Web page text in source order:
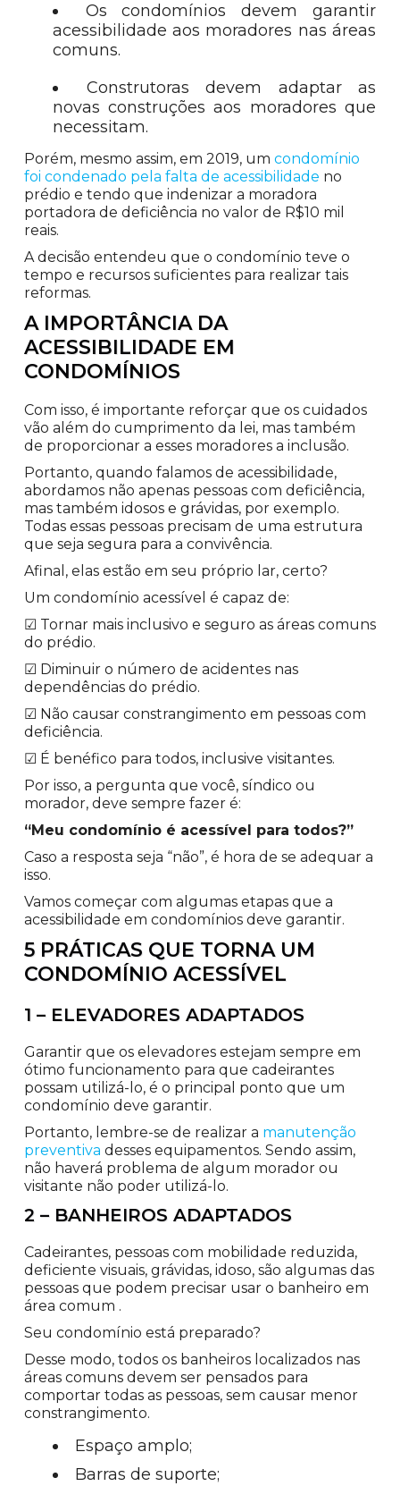
Os condomínios devem garantir
acessibilidade aos moradores nas áreas
comuns.
Construtoras devem adaptar as
novas construções aos moradores que
necessitam.
Porém, mesmo assim, em 2019, um condomínio
foi condenado pela falta de acessibilidade no
prédio e tendo que indenizar a moradora
portadora de deficiência no valor de R$10 mil
reais.
A decisão entendeu que o condomínio teve o
tempo e recursos suficientes para realizar tais
reformas.
A IMPORTÂNCIA DA
ACESSIBILIDADE EM
CONDOMÍNIOS
Com isso, é importante reforçar que os cuidados
vão além do cumprimento da lei, mas também
de proporcionar a esses moradores a inclusão.
Portanto, quando falamos de acessibilidade,
abordamos não apenas pessoas com deficiência,
mas também idosos e grávidas, por exemplo.
Todas essas pessoas precisam de uma estrutura
que seja segura para a convivência.
Afinal, elas estão em seu próprio lar, certo?
Um condomínio acessível é capaz de:
☑ Tornar mais inclusivo e seguro as áreas comuns
do prédio.
☑ Diminuir o número de acidentes nas
dependências do prédio.
☑ Não causar constrangimento em pessoas com
deficiência.
☑ É benéfico para todos, inclusive visitantes.
Por isso, a pergunta que você, síndico ou
morador, deve sempre fazer é:
“Meu condomínio é acessível para todos?”
Caso a resposta seja “não”, é hora de se adequar a
isso.
Vamos começar com algumas etapas que a
acessibilidade em condomínios deve garantir.
5 PRÁTICAS QUE TORNA UM
CONDOMÍNIO ACESSÍVEL
1 – ELEVADORES ADAPTADOS
Garantir que os elevadores estejam sempre em
ótimo funcionamento para que cadeirantes
possam utilizá-lo, é o principal ponto que um
condomínio deve garantir.
Portanto, lembre-se de realizar a manutenção
preventiva desses equipamentos. Sendo assim,
não haverá problema de algum morador ou
visitante não poder utilizá-lo.
2 – BANHEIROS ADAPTADOS
Cadeirantes, pessoas com mobilidade reduzida,
deficiente visuais, grávidas, idoso, são algumas das
pessoas que podem precisar usar o banheiro em
área comum .
Seu condomínio está preparado?
Desse modo, todos os banheiros localizados nas
áreas comuns devem ser pensados para
comportar todas as pessoas, sem causar menor
constrangimento.
Espaço amplo;
Barras de suporte;